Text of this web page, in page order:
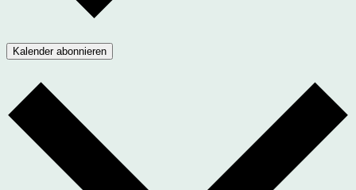
Kalender abonnieren